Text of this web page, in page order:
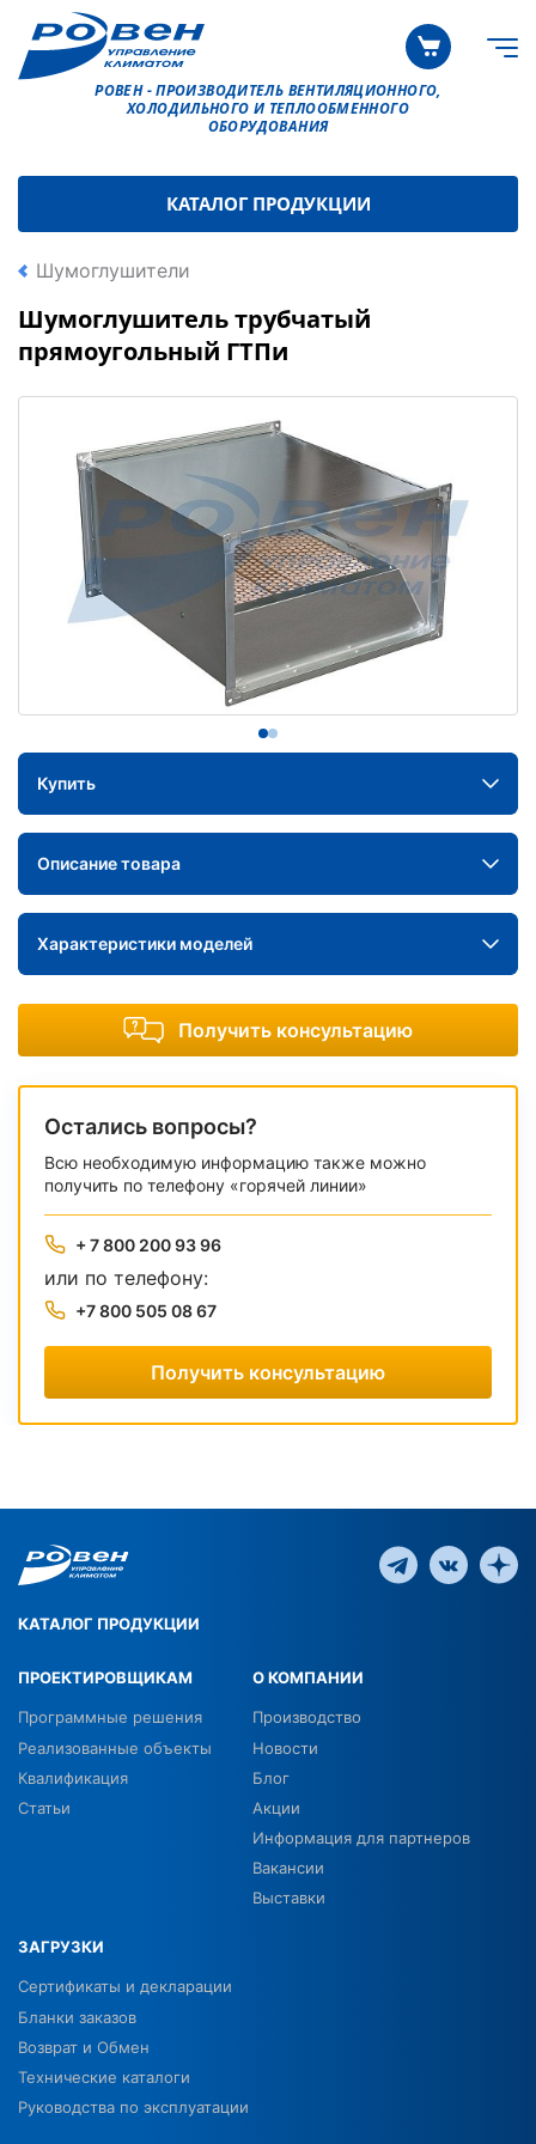
РОВЕН - ПРОИЗВОДИТЕЛЬ ВЕНТИЛЯЦИОННОГО,
ХОЛОДИЛЬНОГО И ТЕПЛООБМЕННОГО
ОБОРУДОВАНИЯ
КАТАЛОГ ПРОДУКЦИИ
Шумоглушители
Шумоглушитель трубчатый
прямоугольный ГТПи
Купить
Описание товара
Характеристики моделей
Получить консультацию
Остались вопросы?
Всю необходимую информацию также можно
получить по телефону «горячей линии»
+ 7 800 200 93 96
или по телефону:
+7 800 505 08 67
Получить консультацию
КАТАЛОГ ПРОДУКЦИИ
ПРОЕКТИРОВЩИКАМ
Программные решения
Реализованные объекты
Квалификация
Статьи
О КОМПАНИИ
Производство
Новости
Блог
Акции
Информация для партнеров
Вакансии
Выставки
ЗАГРУЗКИ
Сертификаты и декларации
Бланки заказов
Возврат и Обмен
Технические каталоги
Руководства по эксплуатации